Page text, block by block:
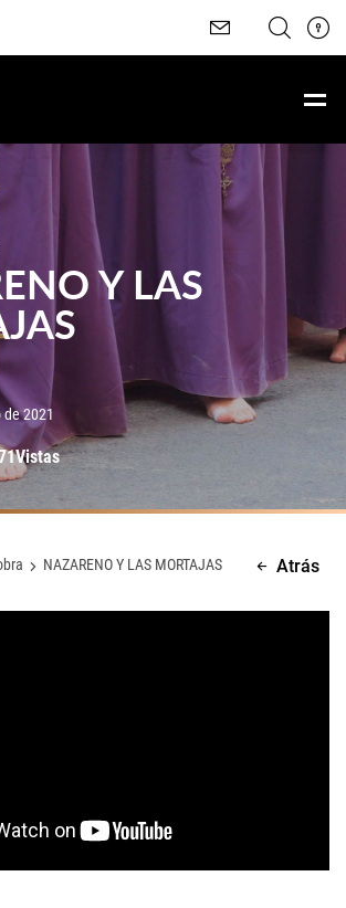
Y LAS
2021
NAZARENO Y LAS MORTAJAS Atrás